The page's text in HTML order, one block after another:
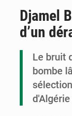
Djamel
d’un
Le bruit
bombe